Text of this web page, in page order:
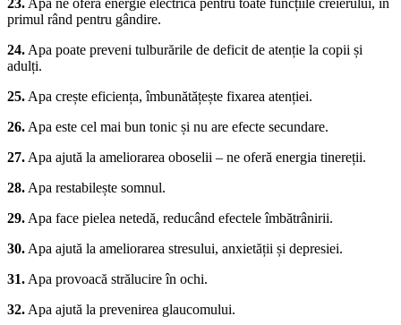
23. Apa ne oferă energie electrică pentru toate funcțiile creierului, în
primul rând pentru gândire.
24. Apa poate preveni tulburările de deficit de atenție la copii și
adulți.
25. Apa crește eficiența, îmbunătățește fixarea atenției.
26. Apa este cel mai bun tonic și nu are efecte secundare.
27. Apa ajută la ameliorarea oboselii – ne oferă energia tinereții.
28. Apa restabilește somnul.
29. Apa face pielea netedă, reducând efectele îmbătrânirii.
30. Apa ajută la ameliorarea stresului, anxietății și depresiei.
31. Apa provoacă strălucire în ochi.
32. Apa ajută la prevenirea glaucomului.